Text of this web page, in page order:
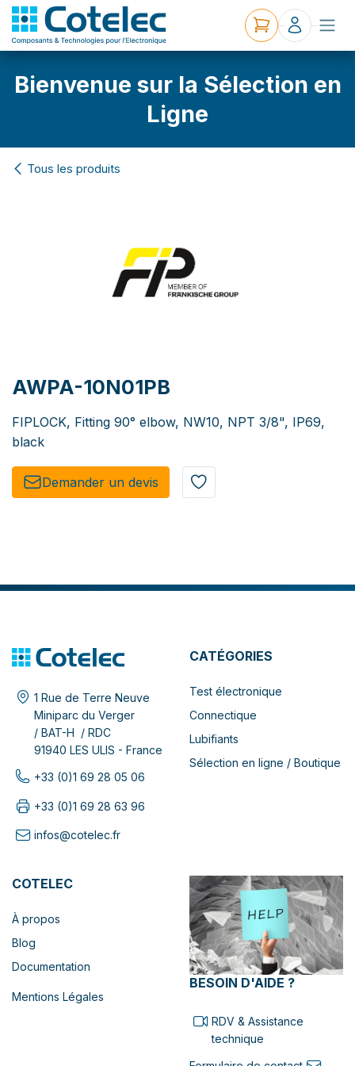
Bienvenue sur la Sélection en
Ligne
Tous les produits
AWPA-10N01PB
FIPLOCK, Fitting 90° elbow, NW10, NPT 3/8", IP69,
black
Demander un de​​vis​​
1 Rue de Terre Neuve
Miniparc du Verger
/ BAT-H / RDC
91940 LES ULIS - France
+33 (0)1 69 28 05 06
+33 (0)1 69 28 63 96
infos@cotelec.fr
CATÉGORIES
Test électronique
Connectique
Lubifiants
Sélection en ligne / Boutique
COTELEC
À propos
Blog
Documentation
Mentions Légales
BESOIN D'AIDE ?
RDV & Assistance
technique